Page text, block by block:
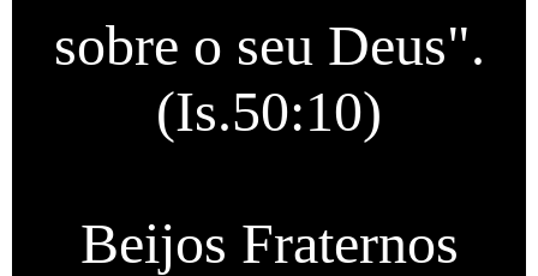
sobre o seu Deus".
(Is.50:10)
Beijos Fraternos